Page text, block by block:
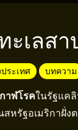
เลสา
ระเทศ บทความ
กาฬโรคในรัฐแค
หรัฐอเมริกาฝั่ง